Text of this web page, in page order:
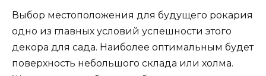
Выбор местоположения для будущего рокария
одно из главных условий успешности этого
декора для сада. Наиболее оптимальным будет
поверхность небольшого склада или холма.